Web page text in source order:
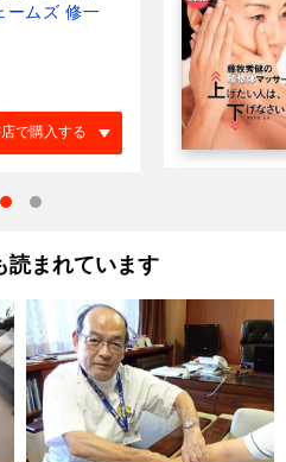
ームズ 修一
で購入する
読まれています